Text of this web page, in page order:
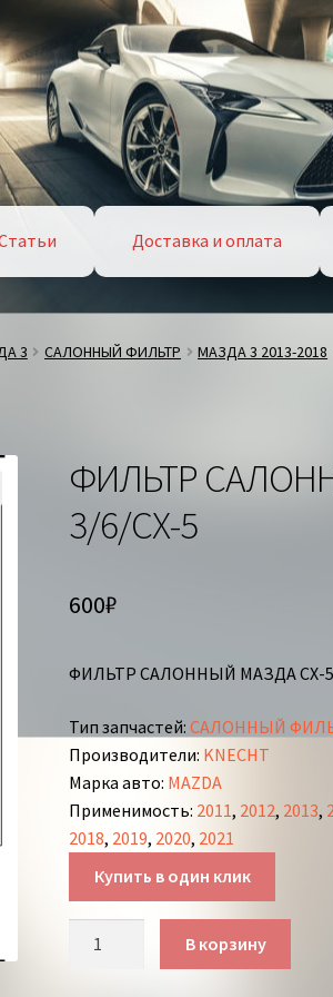
Доставка и оплата
3 САЛОННЫЙ ФИЛЬТР МАЗДА 3 2013-2018
ФИЛЬТР
3/6/СХ-5
600₽
ФИЛЬТР САЛОННЫЙ МАЗДА СХ-
Тип запчастей:САЛОННЫЙ
Производители: KNECHT
Марка авто: MAZDA
Применимость: 2011, 2012, 2013,
2018, 2019, 2020, 2021
Купить в один клик
В корзину